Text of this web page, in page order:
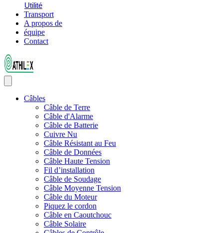
Utilité
Transport
A propos de
équipe
Contact
Câbles
Câble de Terre
Câble d'Alarme
Câble de Batterie
Cuivre Nu
Câble Résistant au Feu
Câble de Données
Câble Haute Tension
Fil d’installation
Câble de Soudage
Câble Moyenne Tension
Câble du Moteur
Piquez le cordon
Câble en Caoutchouc
Câble Solaire